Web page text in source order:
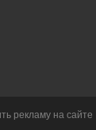
рекламу на сайте